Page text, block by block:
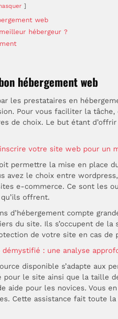
web
hébergeur ?
hébergement web
les prestataires en
Pour vous faciliter la
de choix. Le but étant
votre site web pour un
permettre la mise en place
avez le choix entre
e-commerce. Ce sont les
offrent.
d’hébergement compte
du site. Ils s’occupent de la
de votre site en cas de
: une analyse
disponible s’adapte aux
pour le site ainsi que la taille
aide pour les novices. Vous
Cette assistance fait toute